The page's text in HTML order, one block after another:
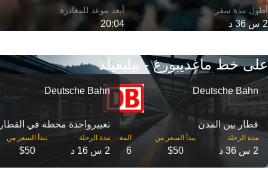
2 س 36 د 20:04
على خط ماغديبورغ - بيليفيلد
Deutsche Bahn
قطار بين المدن
مدة الرحلة
2 س 36 د $50
6
Deutsche Bahn
تغییرواحدة محطة في
مدة الرحلة
2 س 16 د $50